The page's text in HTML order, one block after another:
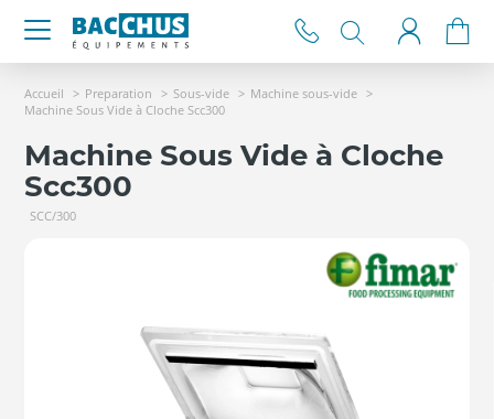
Accueil Preparation Sous-vide
Machine sous-vide
Machine Sous Vide à Cloche Scc300
Machine Sous Vide à Cloche
Scc300
SCC/300